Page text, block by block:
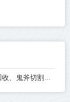
图鉴特色玩法等你来战！